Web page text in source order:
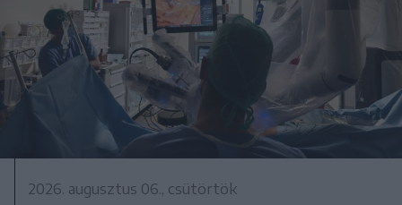
2026. augusztus 06., csütörtök